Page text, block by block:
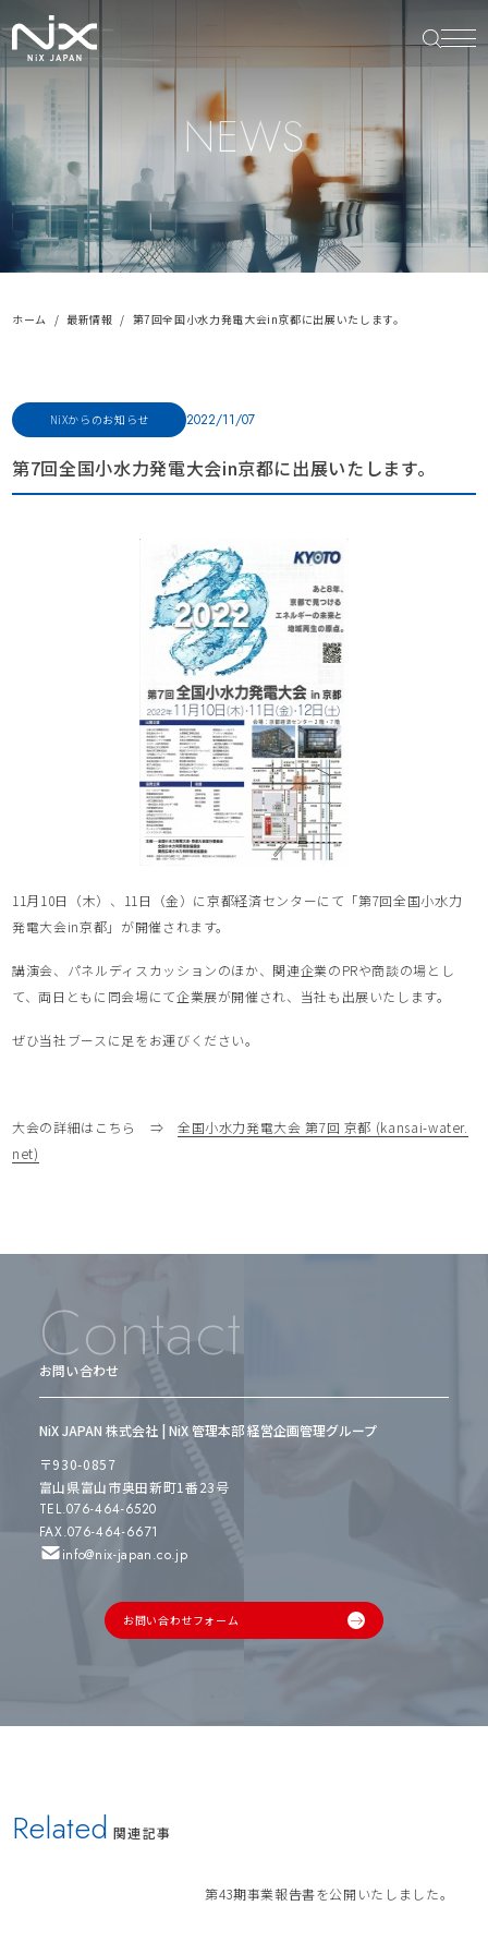
NEWS
ホーム 最新情報 第7回全国小水力発電大会in京都に出展いたします。
NiXからのお知らせ 2022/11/07
第7回全国小水力発電大会in京都に出展いたします。
11月10日（木）、11日（金）に京都経済センターにて「第7回全国小水力
発電大会in京都」が開催されます。
講演会、パネルディスカッションのほか、関連企業のPRや商談の場とし
て、両日ともに同会場にて企業展が開催され、当社も出展いたします。
ぜひ当社ブースに足をお運びください。
大会の詳細はこちら ⇒ 全国小水力発電大会 第7回 京都 (kansai-water.
net)
Contact
お問い合わせ
NiX JAPAN 株式会社 | NiX 管理本部 経営企画管理グループ
〒930-0857
富山県富山市奥田新町1番23号
TEL.076-464-6520
FAX.076-464-6671
info@nix-japan.co.jp
お問い合わせフォーム
Related 関連記事
第43期事業報告書を公開いたしました。